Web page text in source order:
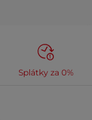
Splátky za 0%